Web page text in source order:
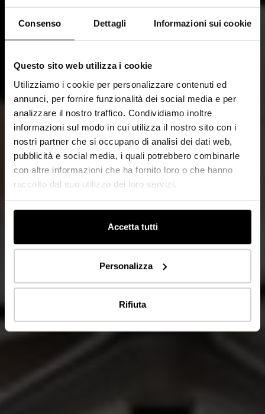
Consenso Dettagli Informazioni sui cookie
Questo sito web utilizza i cookie
Utilizziamo i cookie per personalizzare contenuti ed
annunci, per fornire funzionalità dei social media e per
analizzare il nostro traffico. Condividiamo inoltre
informazioni sul modo in cui utilizza il nostro sito con i
nostri partner che si occupano di analisi dei dati web,
pubblicità e social media, i quali potrebbero combinarle
con altre informazioni che ha fornito loro o che hanno
raccolto dal suo utilizzo dei loro servizi.
Accetta tutti
Personalizza
Rifiuta